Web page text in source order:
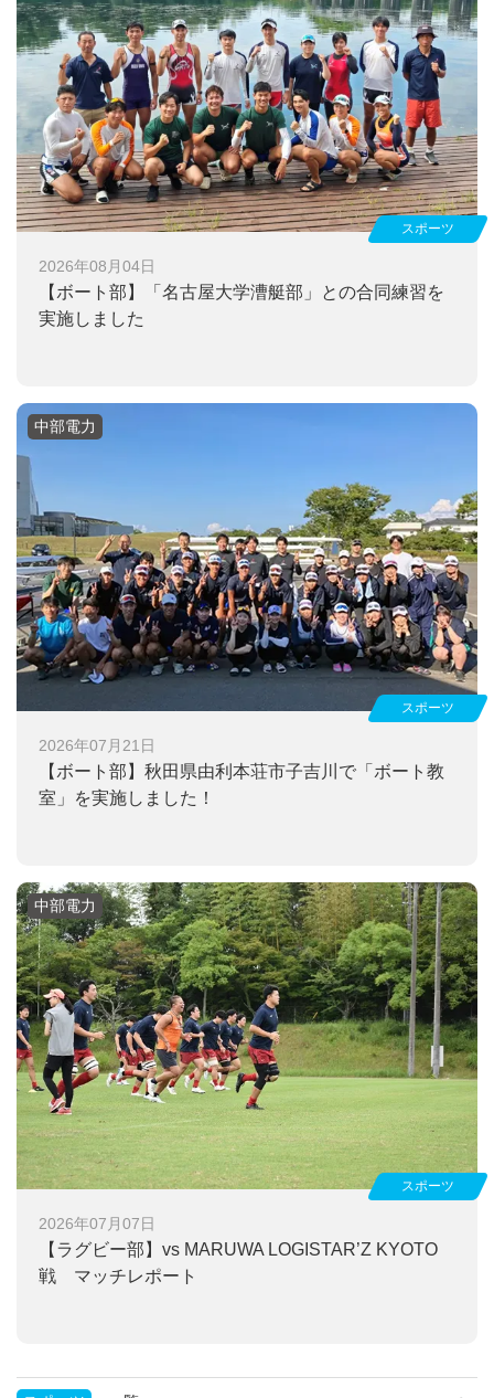
2026年08月04日
【ボート部】
「名古屋大学漕艇部」との合同練習を
実施しました
スポーツ
2026年07月21日
【ボート部】 秋田県由利本荘市子吉川で「ボート教
室」を実施しました！
スポーツ
中部電力
2026年07月07日
【ラグビー部】 vs MARUWA LOGISTAR’Z KYOTO
戦 マッチレポート
スポーツ
中部電力